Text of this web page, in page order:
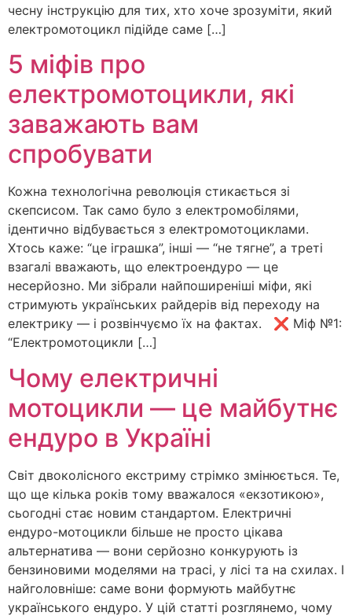
чесну інструкцію для тих, хто хоче зрозуміти, який
електромотоцикл підійде саме […]
5 міфів про
електромотоцикли, які
заважають вам
спробувати
Кожна технологічна революція стикається зі
скепсисом. Так само було з електромобілями,
ідентично відбувається з електромотоциклами.
Хтось каже: “це іграшка”, інші — “не тягне”, а треті
взагалі вважають, що електроендуро — це
несерйозно. Ми зібрали найпоширеніші міфи, які
стримують українських райдерів від переходу на
електрику — і розвінчуємо їх на фактах. ❌ Міф №1:
“Електромотоцикли […]
Чому електричні
мотоцикли — це майбутнє
ендуро в Україні
Світ двоколісного екстриму стрімко змінюється. Те,
що ще кілька років тому вважалося «екзотикою»,
сьогодні стає новим стандартом. Електричні
ендуро-мотоцикли більше не просто цікава
альтернатива — вони серйозно конкурують із
бензиновими моделями на трасі, у лісі та на схилах. І
найголовніше: саме вони формують майбутнє
українського ендуро. У цій статті розглянемо, чому